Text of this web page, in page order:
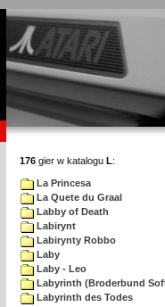
176 gier w katalogu L:
La Princesa
La Quete du Graal
Labby of Death
Labirynt
Labirynty Robbo
Laby
Laby - Leo
Labyrinth (Broderbund
Labyrinth des Todes